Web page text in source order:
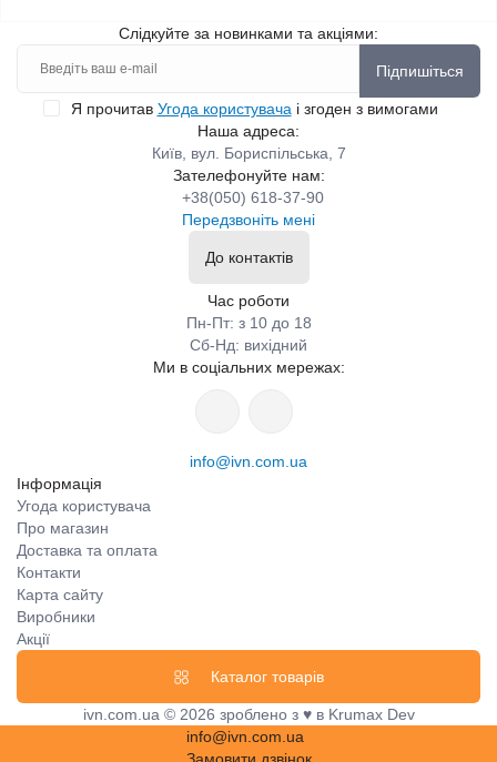
Слідкуйте за новинками та акціями:
Підпишіться
Я прочитав Угода користувача і згоден з вимогами
Наша адреса:
Київ, вул. Бориспільська, 7
Зателефонуйте нам:
+38(050) 618-37-90
Передзвоніть мені
До контактів
Час роботи
Пн-Пт: з 10 до 18
Сб-Нд: вихідний
Ми в соціальних мережах:
info@ivn.com.ua
Інформація
Угода користувача
Про магазин
Доставка та оплата
Контакти
Карта сайту
Виробники
Акції
Каталог товарів
ivn.com.ua © 2026 зроблено з ♥ в Krumax Dev
info@ivn.com.ua